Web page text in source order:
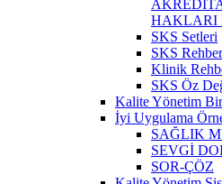
HAKLARI
SKS Setleri
SKS
Klinik
SKS Öz
Kalite Yönetim
İyi Uygulama
SAĞLIK
SEVGİ
SOR-ÇÖZ